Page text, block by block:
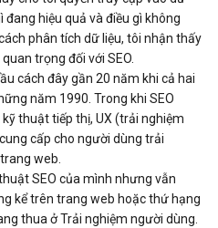
đang hiệu quả và điều gì không
phân tích dữ liệu, tôi nhận thấy
trọng đối với SEO.
cách đây gần 20 năm khi cả hai
năm 1990. Trong khi SEO
thuật tiếp thị, UX (trải nghiệm
cấp cho người dùng trải
web.
SEO của mình nhưng vẫn
kể trên trang web hoặc thứ hạng
thua ở Trải nghiệm người dùng.